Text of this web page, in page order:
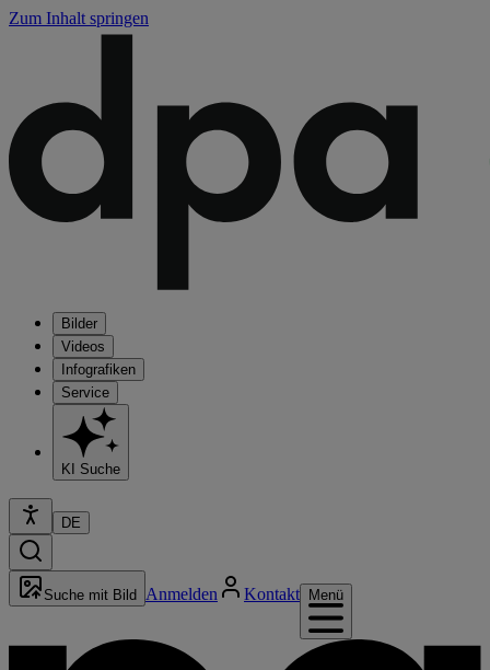
Zum Inhalt springen
Bilder
Videos
Infografiken
Service
KI Suche
DE
Suche mit Bild Anmelden Kontakt Menü